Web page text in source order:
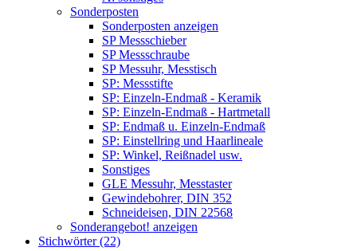
Sonderposten
Sonderposten anzeigen
SP Messschieber
SP Messschraube
SP Messuhr, Messtisch
SP: Messstifte
SP: Einzeln-Endmaß - Keramik
SP: Einzeln-Endmaß - Hartmetall
SP: Endmaß u. Einzeln-Endmaß
SP: Einstellring und Haarlineale
SP: Winkel, Reißnadel usw.
Sonstiges
GLE Messuhr, Messtaster
Gewindebohrer, DIN 352
Schneideisen, DIN 22568
Sonderangebot! anzeigen
Stichwörter (22)